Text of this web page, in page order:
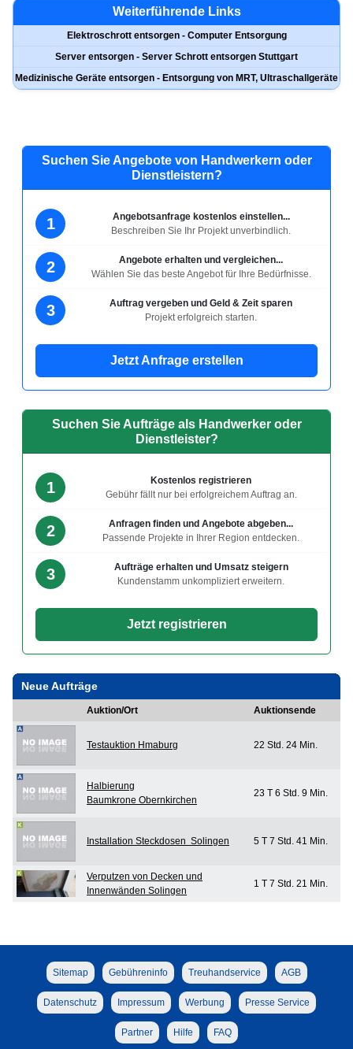
Weiterführende Links
Elektroschrott entsorgen - Computer Entsorgung
Server entsorgen - Server Schrott entsorgen Stuttgart
Medizinische Geräte entsorgen - Entsorgung von MRT, Ultraschallgeräte
Suchen Sie Angebote von Handwerkern oder
Dienstleistern?
1
Angebotsanfrage kostenlos einstellen...
Beschreiben Sie Ihr Projekt unverbindlich.
2
Angebote erhalten und vergleichen...
Wählen Sie das beste Angebot für Ihre Bedürfnisse.
3
Auftrag vergeben und Geld & Zeit sparen
Projekt erfolgreich starten.
Jetzt Anfrage erstellen
Suchen Sie Aufträge als Handwerker oder
Dienstleister?
1
Kostenlos registrieren
Gebühr fällt nur bei erfolgreichem Auftrag an.
2
Anfragen finden und Angebote abgeben...
Passende Projekte in Ihrer Region entdecken.
3
Aufträge erhalten und Umsatz steigern
Kundenstamm unkompliziert erweitern.
Jetzt registrieren
Neue Aufträge
Auktion/Ort Auktionsende
Testauktion Hmaburg 22 Std. 24 Min.
Halbierung
Baumkrone Obernkirchen
23 T 6 Std. 9 Min.
Installation Steckdosen Solingen 5 T 7 Std. 41 Min.
Verputzen von Decken und
Innenwänden Solingen
1 T 7 Std. 21 Min.
Sitemap Gebühreninfo Treuhandservice AGB
Datenschutz Impressum Werbung Presse Service
Partner Hilfe FAQ